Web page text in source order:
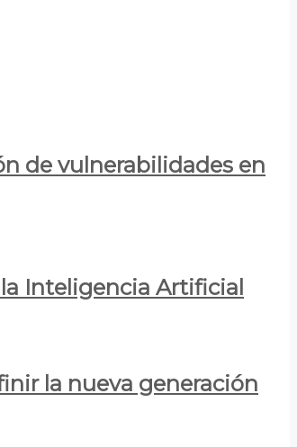
de vulnerabilidades en
Inteligencia Artificial
la nueva generación